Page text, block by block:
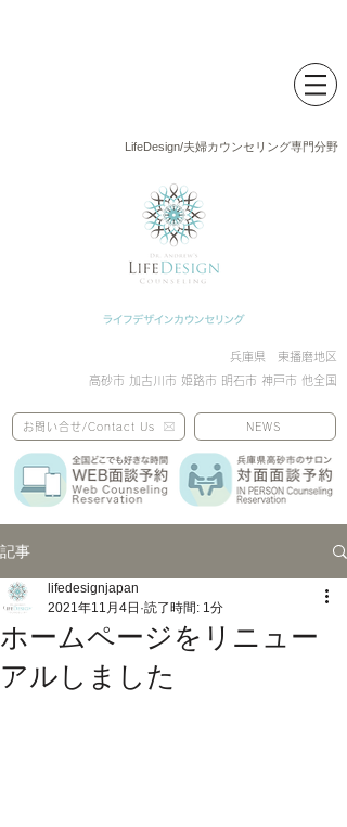
LifeDesign/夫婦カウンセリング専門分野
兵庫県 東播磨地区
高砂市 加古川市 姫路市 明石市 神戸市 他全国
お問い合せ/Contact Us NEWS
記事
ホームページをリニュー
アルしました
lifedesignjapan
2021年11月4日 読了時間: 1分